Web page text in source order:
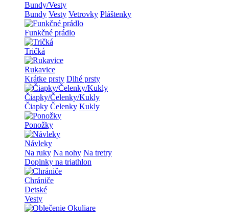
Bundy/Vesty
Bundy Vesty Vetrovky Pláštenky
Funkčné prádlo
Tričká
Rukavice
Krátke prsty Dlhé prsty
Čiapky/Čelenky/Kukly
Čiapky Čelenky Kukly
Ponožky
Návleky
Na ruky Na nohy Na tretry
Doplnky na triathlon
Chrániče
Detské
Vesty